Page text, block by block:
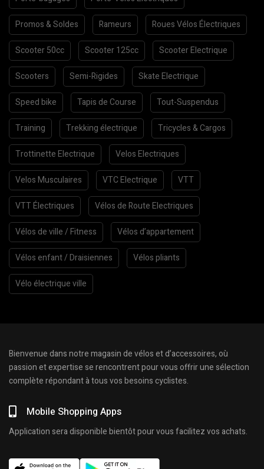
Promos & Soldes Rameurs Roues Vélos Électriques
Scooter 50cc Scooter 125cc Scooter Electrique
Scooters Semi-Rigides Skate Electrique
Speed bike Tapis de Course Tout-Suspendus
Training Trekking électrique Tricycles & Cargos
Trottinette Electrique Velos Electriques
Velos Musculaires VTC Electrique VTT
VTT Électriques Vélos de Route Electriques
Vélos de ville / Fitness Vélos d’appartement
Vélos enfant / Draisiennes Vélos pliants
Vélo électrique ville
Bienvenue dans notre magasin de vélos et d’accessoires, où
passion et expertise se rencontrent pour vous offrir une sélection
complète répondant à tous vos besoins cyclistes.
Mobile Shopping Apps
Application sera disponible bientôt pour vous facilitez vos achats.